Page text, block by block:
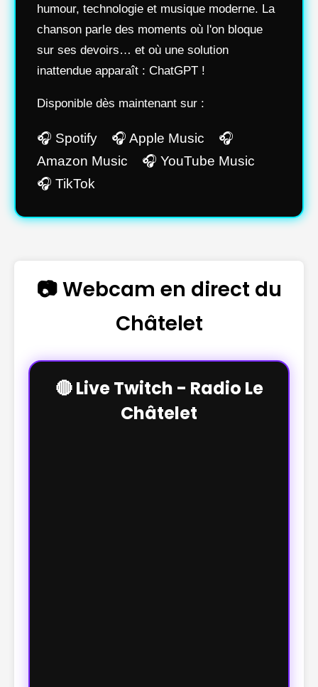
humour, technologie et musique moderne. La
chanson parle des moments où l'on bloque
sur ses devoirs… et où une solution
inattendue apparaît : ChatGPT !
Disponible dès maintenant sur :
🎧 Spotify 🎧 Apple Music 🎧
Amazon Music 🎧 YouTube Music
🎧 TikTok
📷 Webcam en direct du
Châtelet
🔴 Live Twitch - Radio Le
Châtelet